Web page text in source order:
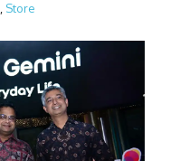
Store